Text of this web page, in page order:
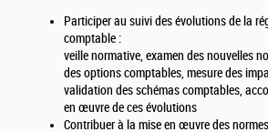
Participer au suivi des évolutions de la
comptable :
veille normative, examen des nouvelles
des options comptables, mesure des
validation des schémas comptables,
en œuvre de ces évolutions
Contribuer à la mise en œuvre des